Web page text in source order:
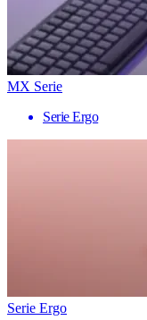
MX Serie
Serie Ergo
Serie Ergo